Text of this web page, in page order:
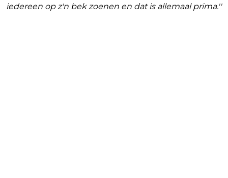
iedereen op z'n bek zoenen en dat is allemaal prima.''